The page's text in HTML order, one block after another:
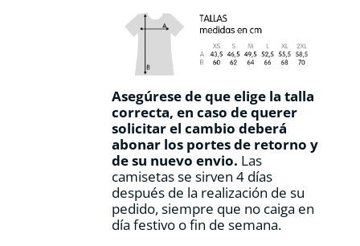
Asegúrese de que elige la talla
correcta, en caso de querer
solicitar el cambio deberá
abonar los portes de retorno y
de su nuevo envio. Las
camisetas se sirven 4 días
después de la realización de su
pedido, siempre que no caiga en
día festivo o fin de semana.